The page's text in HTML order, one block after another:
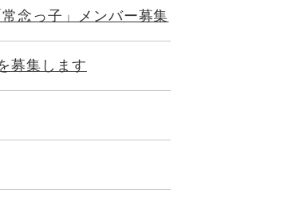
念っ子」メンバー募集
募集します